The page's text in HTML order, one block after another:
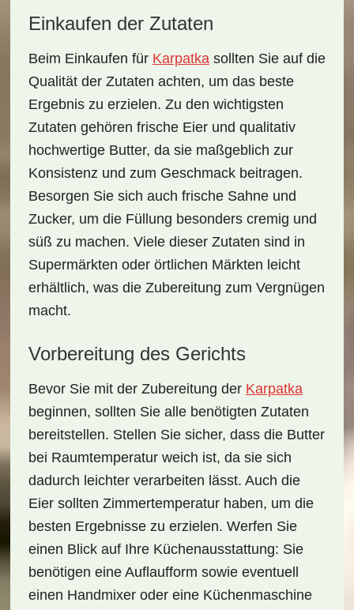
Einkaufen der Zutaten
Beim Einkaufen für Karpatkasollten Sie auf die
Qualität der Zutaten achten, um das beste
Ergebnis zu erzielen. Zu den wichtigsten
Zutaten gehören frische Eierund qualitativ
hochwertige Butter, da sie maßgeblich zur
Konsistenz und zum Geschmack beitragen.
Besorgen Sie sich auch frische Sahne und
Zucker, um die Füllung besonders cremig und
süß zu machen. Viele dieser Zutaten sind in
Supermärkten oder örtlichen Märkten leicht
erhältlich, was die Zubereitung zum Vergnügen
macht.
Vorbereitung des Gerichts
Bevor Sie mit der Zubereitung der Karpatka
beginnen, sollten Sie alle benötigten Zutaten
bereitstellen. Stellen Sie sicher, dass die Butter
bei Raumtemperatur weich ist, da sie sich
dadurch leichter verarbeiten lässt. Auch die
Eier sollten Zimmertemperatur haben, um die
besten Ergebnisse zu erzielen. Werfen Sie
einen Blick auf Ihre Küchenausstattung: Sie
benötigen eine Auflaufform sowie eventuell
einen Handmixer oder eine Küchenmaschine